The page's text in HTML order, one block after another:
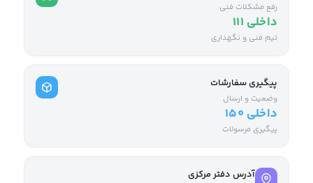
رفع مشکلات فنی
داخلی ۱۱۱
تیم فنی و نگهداری
پیگیری سفارشات
وضعیت و ارسال
داخلی ۱۵۰
پیگیری مرسولات
آدرس دفتر مرکزی